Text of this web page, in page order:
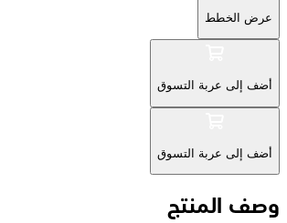
عرض الخطط
أضف إلى عربة التسوق
أضف إلى عربة التسوق
وصف المنتج